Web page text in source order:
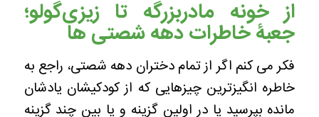
از خونه مادربزرگه تا زیزی‌گولو؛
جعبۀ خاطرات دهه شصتی‌ ها
فکر می کنم اگر از تمام دختران دهه شصتی، راجع به
خاطره انگیزترین چیزهایی که از کودکیشان یادشان
مانده بپرسید یا در اولین گزینه و یا بین چند گزینه